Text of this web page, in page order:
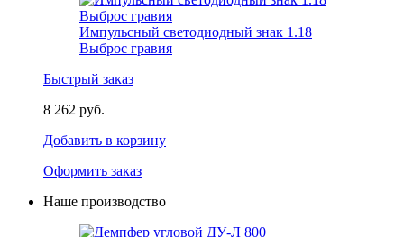
Импульсный светодиодный знак 1.18
Выброс гравия
Быстрый заказ
8 262 руб.
Добавить в корзину
Оформить заказ
Наше производство